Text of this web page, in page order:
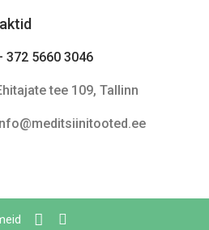
372 5660 3046
tee 109, Tallinn